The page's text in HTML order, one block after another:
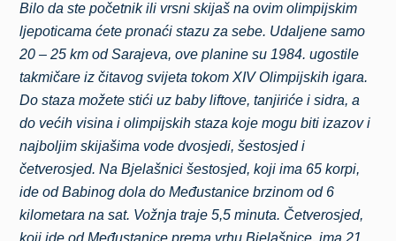
Bilo da ste početnik ili vrsni skijaš na ovim olimpijskim
ljepoticama ćete pronaći stazu za sebe. Udaljene samo
20 – 25 km od Sarajeva, ove planine su 1984. ugostile
takmičare iz čitavog svijeta tokom XIV Olimpijskih igara.
Do staza možete stići uz baby liftove, tanjiriće i sidra, a
do većih visina i olimpijskih staza koje mogu biti izazov i
najboljim skijašima vode dvosjedi, šestosjed i
četverosjed. Na Bjelašnici šestosjed, koji ima 65 korpi,
ide od Babinog dola do Međustanice brzinom od 6
kilometara na sat. Vožnja traje 5,5 minuta. Četverosjed,
koji ide od Međustanice prema vrhu Bjelašnice, ima 21